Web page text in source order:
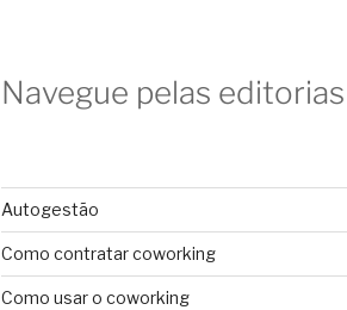
Navegue pelas editorias
Autogestão
Como contratar coworking
Como usar o coworking